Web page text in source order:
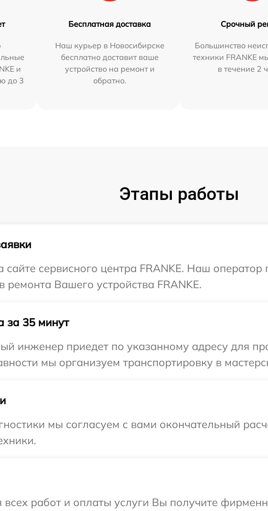
и
до 3
Бесплатная доставка
Наш курьер в Новосибирске
бесплатно доставит ваше
устройство на ремонт и
обратно.
Срочный
Большинство
техники FRANKE
в течение 2
Этапы работы
сайте сервисного центра FRANKE. Наш
ремонта Вашего устройства FRANKE.
за 35 минут
инженер приедет по указанному адресу для
мы организуем транспортировку в
мы согласуем с вами окончательный
работ и оплаты услуги Вы получите